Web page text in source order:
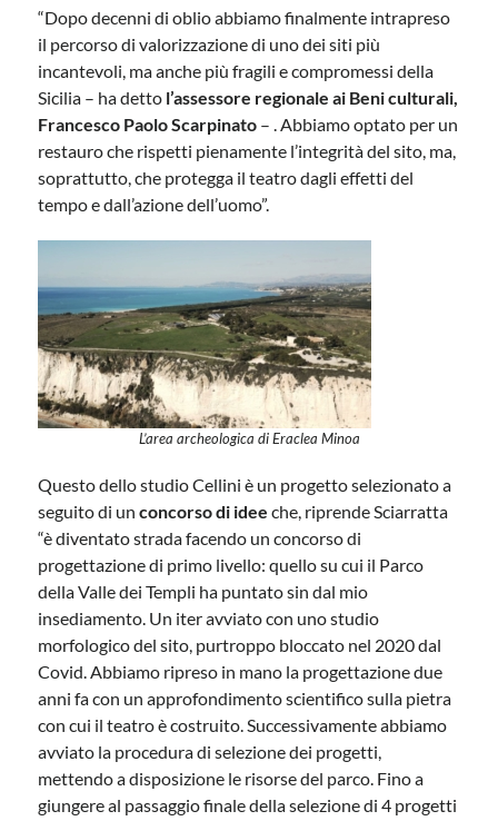
“Dopo decenni di oblio abbiamo finalmente intrapreso
il percorso di valorizzazione di uno dei siti più
incantevoli, ma anche più fragili e compromessi della
Sicilia – ha detto l’assessore regionale ai Beni culturali,
Francesco Paolo Scarpinato – . Abbiamo optato per un
restauro che rispetti pienamente l’integrità del sito, ma,
soprattutto, che protegga il teatro dagli effetti del
tempo e dall’azione dell’uomo”.
L’area archeologica di Eraclea Minoa
Questo dello studio Cellini è un progetto selezionato a
seguito di unconcorso di idee che, riprende Sciarratta
“è diventato strada facendo un concorso di
progettazione di primo livello: quello su cui il Parco
della Valle dei Templi ha puntato sin dal mio
insediamento. Un iter avviato con uno studio
morfologico del sito, purtroppo bloccato nel 2020 dal
Covid. Abbiamo ripreso in mano la progettazione due
anni fa con un approfondimento scientifico sulla pietra
con cui il teatro è costruito. Successivamente abbiamo
avviato la procedura di selezione dei progetti,
mettendo a disposizione le risorse del parco. Fino a
giungere al passaggio finale della selezione di 4 progetti